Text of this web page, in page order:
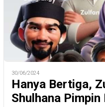
30/06/2024
Hanya Bertiga,
Shulhana Pimpin